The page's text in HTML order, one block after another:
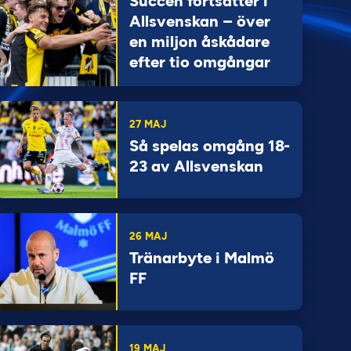
Allsvenskan – över
en miljon åskådare
efter tio omgångar
27 MAJ
Så spelas omgång 18-
23 av Allsvenskan
26 MAJ
Tränarbyte i Malmö
FF
19 MAJ